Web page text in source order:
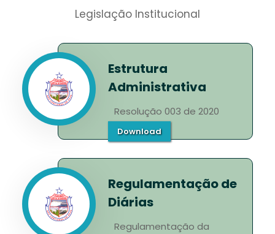
Legislação Institucional
Estrutura
Administrativa
Resolução 003 de 2020
Download
Regulamentação de
Diárias
Regulamentação da